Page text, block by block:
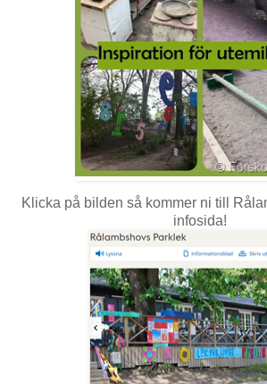
Klicka på bilden så kommer ni till
infosida!